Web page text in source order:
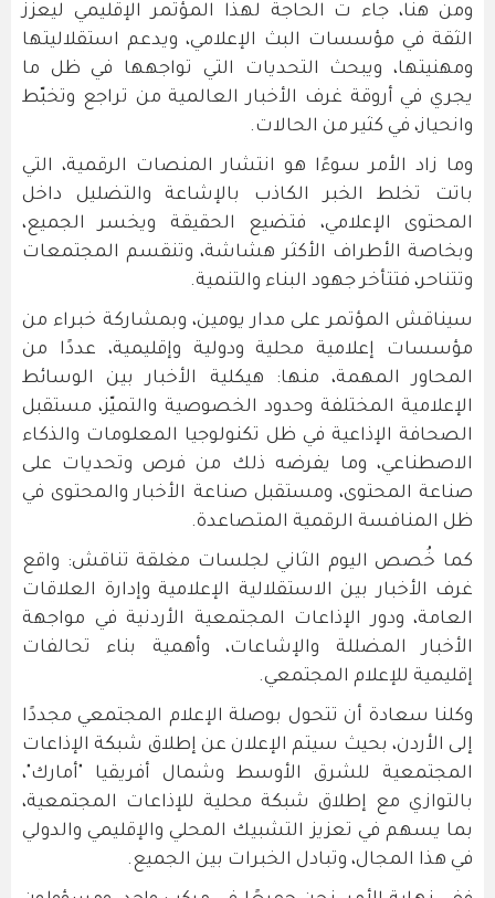
ومن هنا، جاء ت الحاجة لهذا المؤتمر الإقليمي ليعزز
الثقة في مؤسسات البث الإعلامي، ويدعم استقلاليتها
ومهنيتها، ويبحث التحديات التي تواجهها في ظل ما
يجري في أروقة غرف الأخبار العالمية من تراجع وتخبّط
وانحياز، في كثير من الحالات.
وما زاد الأمر سوءًا هو انتشار المنصات الرقمية، التي
باتت تخلط الخبر الكاذب بالإشاعة والتضليل داخل
المحتوى الإعلامي، فتضيع الحقيقة ويخسر الجميع،
وبخاصة الأطراف الأكثر هشاشة، وتنقسم المجتمعات
وتتناحر، فتتأخر جهود البناء والتنمية.
سيناقش المؤتمر على مدار يومين، وبمشاركة خبراء من
مؤسسات إعلامية محلية ودولية وإقليمية، عددًا من
المحاور المهمة، منها: هيكلية الأخبار بين الوسائط
الإعلامية المختلفة وحدود الخصوصية والتميّز، مستقبل
الصحافة الإذاعية في ظل تكنولوجيا المعلومات والذكاء
الاصطناعي، وما يفرضه ذلك من فرص وتحديات على
صناعة المحتوى، ومستقبل صناعة الأخبار والمحتوى في
ظل المنافسة الرقمية المتصاعدة.
كما خُصص اليوم الثاني لجلسات مغلقة تناقش: واقع
غرف الأخبار بين الاستقلالية الإعلامية وإدارة العلاقات
العامة، ودور الإذاعات المجتمعية الأردنية في مواجهة
الأخبار المضللة والإشاعات، وأهمية بناء تحالفات
إقليمية للإعلام المجتمعي.
وكلنا سعادة أن تتحول بوصلة الإعلام المجتمعي مجددًا
إلى الأردن، بحيث سيتم الإعلان عن إطلاق شبكة الإذاعات
المجتمعية للشرق الأوسط وشمال أفريقيا "أمارك"،
بالتوازي مع إطلاق شبكة محلية للإذاعات المجتمعية،
بما يسهم في تعزيز التشبيك المحلي والإقليمي والدولي
في هذا المجال، وتبادل الخبرات بين الجميع.